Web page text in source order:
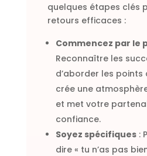
quelques étapes clés
retours efficaces :
Commencez par le
Reconnaître les
d’aborder les points
crée une
et met votre
confiance.
Soyez spécifiques:
dire « tu n’as pas